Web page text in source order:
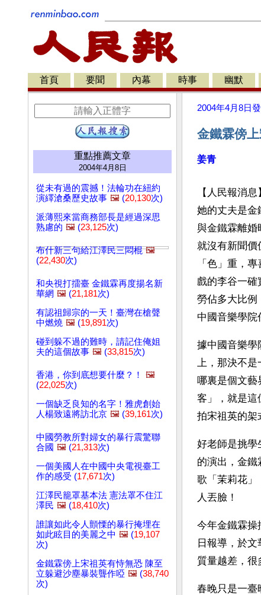
首頁 要聞 內幕 時事 幽默
重點推薦文章
2004年4月8日
從未有過的震撼！法輪功在紐約
演繹滄桑歷史故事 🖼️ (20,130次)
派薄熙來當商務部長是經過深思
熟慮的 🖼️ (23,125次)
布什新三句給江澤民三悶棍 🖼️
(22,430次)
和央視打擂臺 金鐵霖再度揚名新
華網 🖼️ (21,181次)
有認祖歸宗的一天！臺灣在槍聲
中燃燒 🖼️ (19,891次)
碰到躲不過的難時，請記住俺姐
夫的這個故事 🖼️ (33,815次)
香港，你到底想要什麼？！
🖼️
(22,025次)
一個缺乏良知的名字！雅虎創始
人楊致遠將訪北京 🖼️ (39,161次)
中國勞教所對婦女的暴行震驚聯
合國 🖼️ (21,313次)
一個美國人在中國中央電視臺工
作的感受 (17,671次)
江澤民籠罩基本法 憲法罩不住江
澤民 🖼️ (18,410次)
誰讓如此令人顫慄的暴行掩埋在
如此眩目的美麗之中 🖼️ (19,107
次)
金鐵霖傍上宋祖英有恃無恐 陳至
立躲避沙塵暴裝聾作啞 🖼️ (38,740
次)
2004年4月8日
金鐵霖傍
姜青
【人民報消
她的丈夫是金
與金鐵霖離婚
就沒有新聞價
「色」重，
戲的李谷一確
勞佔多大比例
中國音樂學院
據中國音樂學
上，那決不是
哪裏是個文藝
客」，就是這
拍宋祖英的架
好老師是挑學
的演出，金
歌「茉莉花」
人丟臉！
今年金鐵霖操
日報導，於
質量越差，很
春晚只是一臺